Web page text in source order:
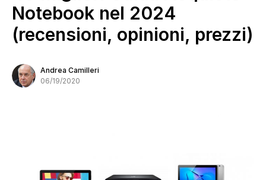
Notebook nel 2024
(recensioni, opinioni, prezzi)
Andrea Camilleri
06/19/2020